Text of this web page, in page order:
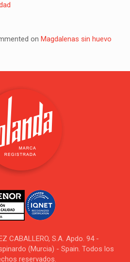
on Magdalenas sin huevo
CABALLERO, S.A. Apdo. 94 -
(Murcia) - Spain. Todos los
reservados.